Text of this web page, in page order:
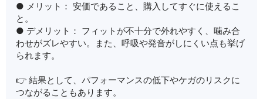
● メリット： 安価であること、購入してすぐに使えるこ
と。
● デメリット： フィットが不十分で外れやすく、噛み合
わせがズレやすい。また、呼吸や発音がしにくい点も挙げ
られます。
👉 結果として、パフォーマンスの低下やケガのリスクに
つながることもあります。